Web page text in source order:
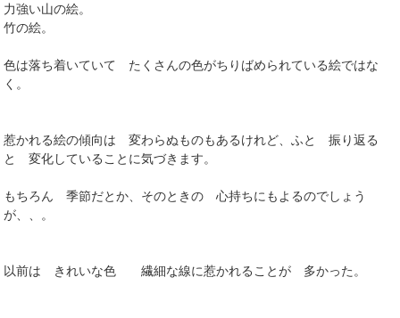
力強い山の絵。
竹の絵。
色は落ち着いていて たくさんの色がちりばめられている絵ではな
く。
惹かれる絵の傾向は 変わらぬものもあるけれど、ふと 振り返る
と 変化していることに気づきます。
もちろん 季節だとか、そのときの 心持ちにもよるのでしょう
が、、。
以前は きれいな色 繊細な線に惹かれることが 多かった。